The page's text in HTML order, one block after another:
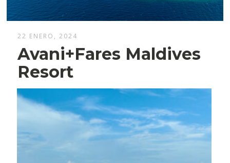
22 ENERO, 2024
Avani+Fares Maldives
Resort